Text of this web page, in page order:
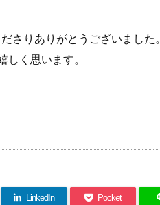
さりありがとうございました。
く思います。
LinkedIn Pocket